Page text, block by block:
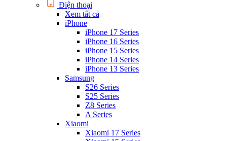
Điện thoại
Xem tất cả
iPhone
iPhone 17 Series
iPhone 16 Series
iPhone 15 Series
iPhone 14 Series
iPhone 13 Series
Samsung
S26 Series
S25 Series
Z8 Series
A Series
Xiaomi
Xiaomi 17 Series